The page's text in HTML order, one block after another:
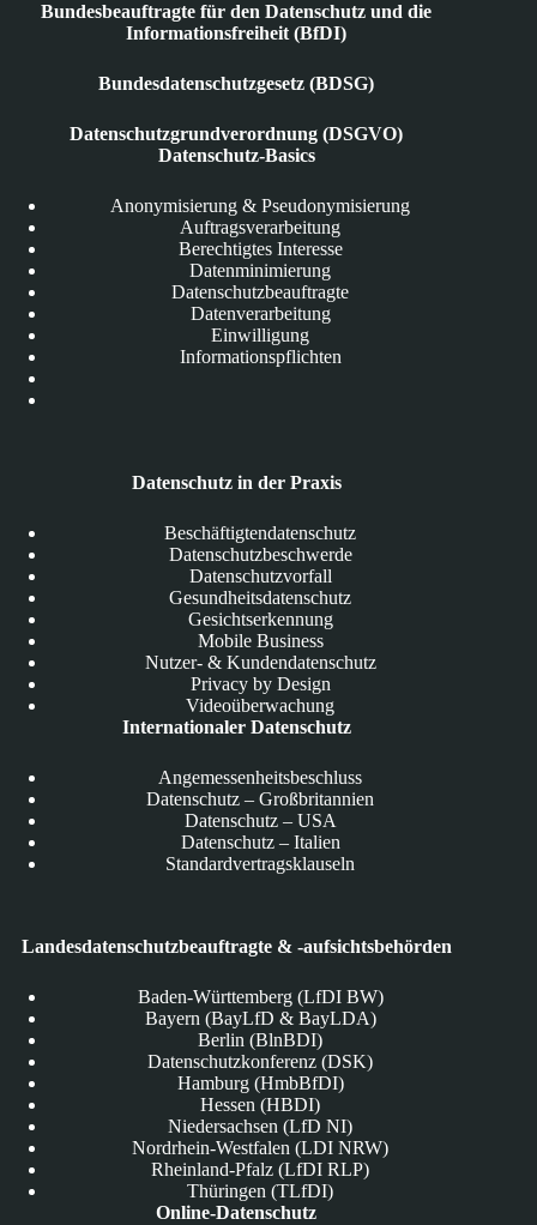
Bundesbeauftragte für den Datenschutz und die
Informationsfreiheit (BfDI)
Bundesdatenschutzgesetz (BDSG)
Datenschutzgrundverordnung (DSGVO)
Datenschutz-Basics
Anonymisierung & Pseudonymisierung
Auftragsverarbeitung
Berechtigtes Interesse
Datenminimierung
Datenschutzbeauftragte
Datenverarbeitung
Einwilligung
Informationspflichten
Datenschutz in der Praxis
Beschäftigtendatenschutz
Datenschutzbeschwerde
Datenschutzvorfall
Gesundheitsdatenschutz
Gesichtserkennung
Mobile Business
Nutzer- & Kundendatenschutz
Privacy by Design
Videoüberwachung
Internationaler Datenschutz
Angemessenheitsbeschluss
Datenschutz – Großbritannien
Datenschutz – USA
Datenschutz – Italien
Standardvertragsklauseln
Landesdatenschutzbeauftragte & -aufsichtsbehörden
Baden-Württemberg (LfDI BW)
Bayern (BayLfD & BayLDA)
Berlin (BlnBDI)
Datenschutzkonferenz (DSK)
Hamburg (HmbBfDI)
Hessen (HBDI)
Niedersachsen (LfD NI)
Nordrhein-Westfalen (LDI NRW)
Rheinland-Pfalz (LfDI RLP)
Thüringen (TLfDI)
Online-Datenschutz